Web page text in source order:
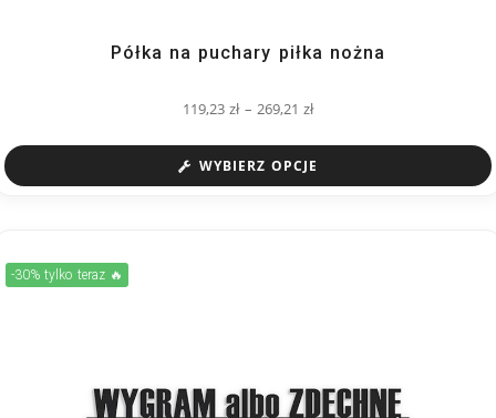
Półka na puchary piłka nożna
119,23zł – 269,21zł
WYBIERZ OPCJE
-30% tylko teraz 🔥